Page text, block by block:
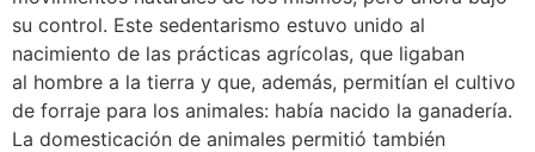
su control. Este sedentarismo estuvo unido al
nacimiento de las prácticas agrícolas, que ligaban
al hombre a la tierra y que, además, permitían el cultivo
de forraje para los animales: había nacido la ganadería.
La domesticación de animales permitió también